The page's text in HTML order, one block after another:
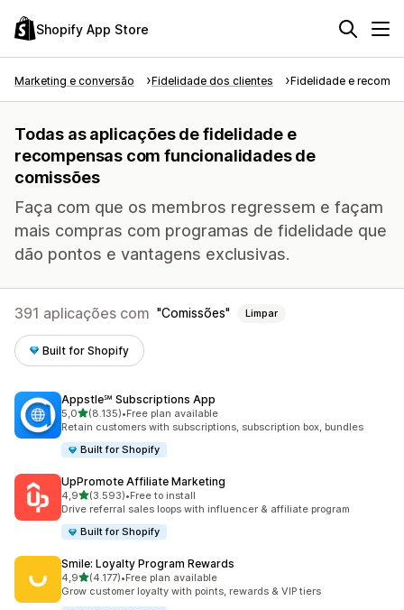
Shopify App Store
Marketing e conversão Fidelidade dos clientes Fidelidade e
Todas as aplicações de fidelidade e
recompensas com funcionalidades de
comissões
Faça com que os membros regressem e façam
mais compras com programas de fidelidade que
dão pontos e vantagens exclusivas.
391 aplicações com Comissões Limpar
Built for Shopify
Appstle℠ Subscriptions App
5,0de 5 estrelas
(8.135)
8135 total de avaliações
•Free plan available
Retain customers with subscriptions, subscription box, bundles
Built for Shopify
UpPromote Affiliate Marketing
4,9de 5 estrelas
(3.593)
3593 total de avaliações
•Free to install
Drive referral sales loops with influencer & affiliate program
Built for Shopify
Smile: Loyalty Program Rewards
4,9de 5 estrelas
(4.177)
4177 total de avaliações
•Free plan available
Grow customer loyalty with points, rewards & VIP tiers